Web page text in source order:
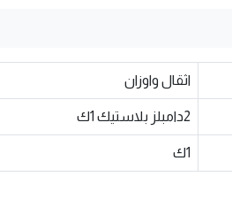
اثقال واوزان
2دامبلز بلاستيك 1ك
1ك